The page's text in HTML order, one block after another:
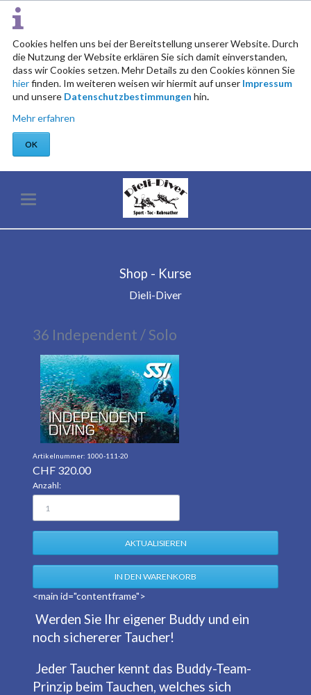
Cookies helfen uns bei der Bereitstellung unserer Website. Durch
die Nutzung der Website erklären Sie sich damit einverstanden,
dass wir Cookies setzen. Mehr Details zu den Cookies können Sie
hierfinden. Im weiteren weisen wir hiermit auf unser Impressum
und unsere Datenschutzbestimmungen hin.
Mehr erfahren
OK
Shop - Kurse
Dieli-Diver
36 Independent / Solo
1000-111-20
CHF 320.00
Anzahl:
<main id="contentframe">
Werden Sie Ihr eigener Buddy und ein
noch sichererer Taucher!
Jeder Taucher kennt das Buddy-Team-
Prinzip beim Tauchen, welches sich